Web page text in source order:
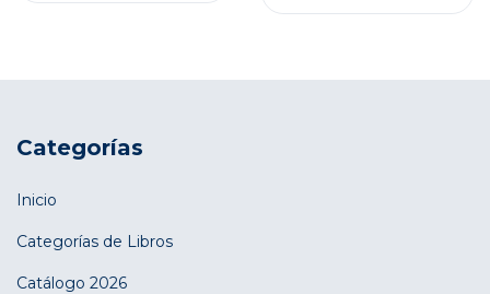
Categorías
Inicio
Categorías de Libros
Catálogo 2026